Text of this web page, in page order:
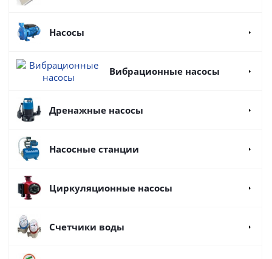
Насосы
Вибрационные насосы
Дренажные насосы
Насосные станции
Циркуляционные насосы
Счетчики воды